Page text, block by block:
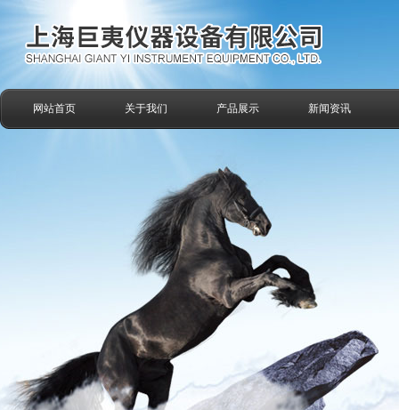
网站首页 关于我们 产品展示 新闻资讯